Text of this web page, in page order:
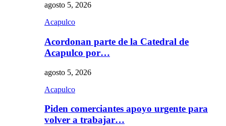
agosto 5, 2026
Acapulco
Acordonan parte de la Catedral de
Acapulco por…
agosto 5, 2026
Acapulco
Piden comerciantes apoyo urgente para
volver a trabajar…